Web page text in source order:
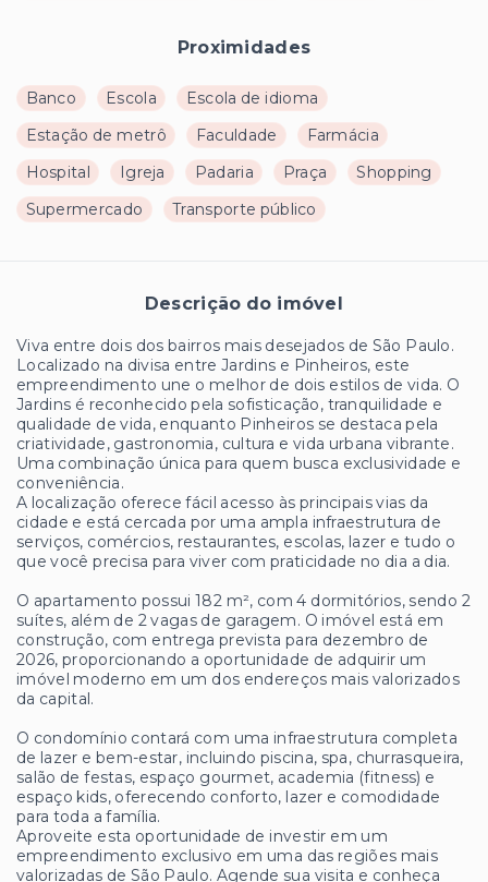
Proximidades
Banco Escola
Escola de idioma
Estação de metrô
Faculdade
Farmácia
Hospital
Igreja Padaria Praça
Shopping
Supermercado
Transporte público
Descrição do imóvel
Viva entre dois dos bairros mais desejados de São Paulo.
Localizado na divisa entreJardins e Pinheiros, este
empreendimento une o melhor de dois estilos de vida. O
Jardins é reconhecido pela sofisticação, tranquilidade e
qualidade de vida, enquanto Pinheiros se destaca pela
criatividade, gastronomia, cultura e vida urbana vibrante.
Uma combinação única para quem busca exclusividade e
conveniência.
A localização oferece fácil acesso às principais vias da
cidade e está cercada por uma ampla infraestrutura de
serviços, comércios, restaurantes, escolas, lazer e tudo o
que você precisa para viver com praticidade no dia a dia.
O apartamento possui182 m², com4 dormitórios, sendo 2
suítes, além de 2 vagas de garagem. O imóvel está em
construção, com entrega prevista para dezembro de
2026, proporcionando a oportunidade de adquirir um
imóvel moderno em um dos endereços mais valorizados
da capital.
O condomínio contará com uma infraestrutura completa
de lazer e bem-estar, incluindo piscina, spa, churrasqueira,
salão de festas, espaço gourmet, academia (fitness) e
espaço kids, oferecendo conforto, lazer e comodidade
para toda a família.
Aproveite esta oportunidade de investir em um
empreendimento exclusivo em uma das regiões mais
valorizadas de São Paulo. Agende sua visita e conheça